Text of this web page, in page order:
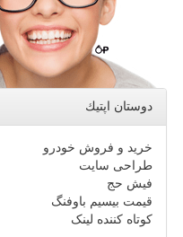
دوستان اپتیك
خرید و فروش خودرو
طراحی سایت
فیش حج
قیمت بیسیم باوفنگ
کوتاه کننده لینک